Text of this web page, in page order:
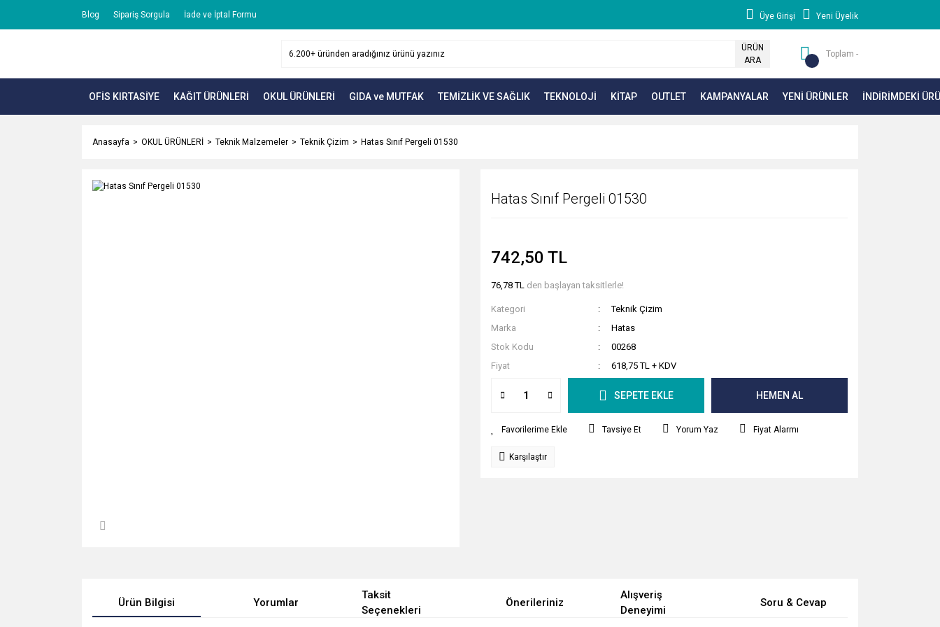
Blog Sipariş Sorgula İade ve İptal Formu Üye Girişi Yeni Üyelik
ÜRÜN
ARA
Toplam -
OFİS KIRTASİYE KAĞIT ÜRÜNLERİ OKUL ÜRÜNLERİ GIDA ve MUTFAK TEMİZLİK VE SAĞLIK TEKNOLOJİ KİTAP OUTLET KAMPANYALAR YENİ ÜRÜNLER İNDİRİMDEKİ
Anasayfa OKUL ÜRÜNLERİ Teknik Malzemeler Teknik Çizim Hatas Sınıf Pergeli 01530
Hatas Sınıf Pergeli 01530
742,50 TL
76,78 TL den başlayan taksitlerle!
Kategori
Teknik Çizim
Marka
Hatas
Stok Kodu
00268
Fiyat
618,75 TL + KDV
SEPETE EKLE HEMEN AL
Tavsiye Et Yorum Yaz Fiyat Alarmı
Karşılaştır
Ürün Bilgisi Yorumlar
Taksit
Seçenekleri
Önerileriniz
Alışveriş
Deneyimi
Soru & Cevap